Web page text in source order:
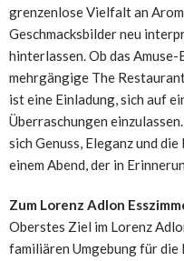
grenzenlose Vielfalt an
Geschmacksbilder neu
hinterlassen. Ob das
mehrgängige The
ist eine Einladung, sich auf
Überraschungen
sich Genuss, Eleganz und
einem Abend, der in
Zum Lorenz Adlon
Oberstes Ziel im Lorenz
familiären Umgebung für